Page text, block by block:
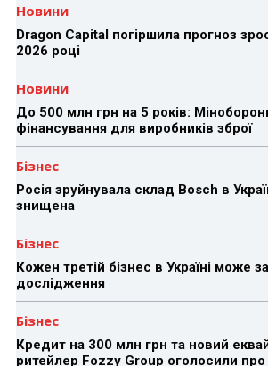
Новини
Dragon Capital погіршила прогноз
2026 році
Новини
До 500 млн грн на 5 років:
фінансування для виробників зброї
Бізнес
Росія зруйнувала склад Bosch в
знищена
Бізнес
Кожен третій бізнес в Україні може
дослідження
Бізнес
Кредит на 300 млн грн та новий
ритейлер Fozzy Group оголосили про